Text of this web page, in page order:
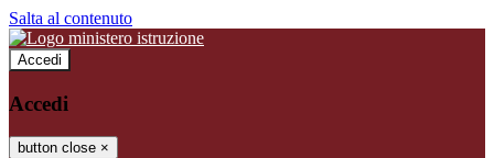
Salta al contenuto
Accedi
Accedi
button close ×